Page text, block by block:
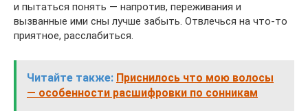
и пытаться понять — напротив, переживания и
вызванные ими сны лучше забыть. Отвлечься на что-то
приятное, расслабиться.
Читайте также: Приснилось что мою волосы
— особенности расшифровки по сонникам